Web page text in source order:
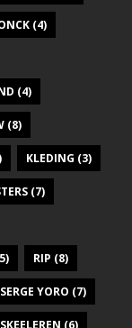
(4)
(4)
(8)
KLEDING (3)
(7)
RIP (8)
SERGE YORO (7)
SKEELEREN (6)